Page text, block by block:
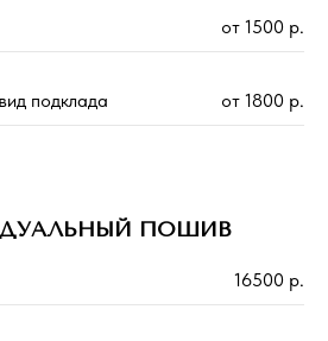
от 1500 р.
подклада от 1800 р.
ПОШИВ
16500 р.